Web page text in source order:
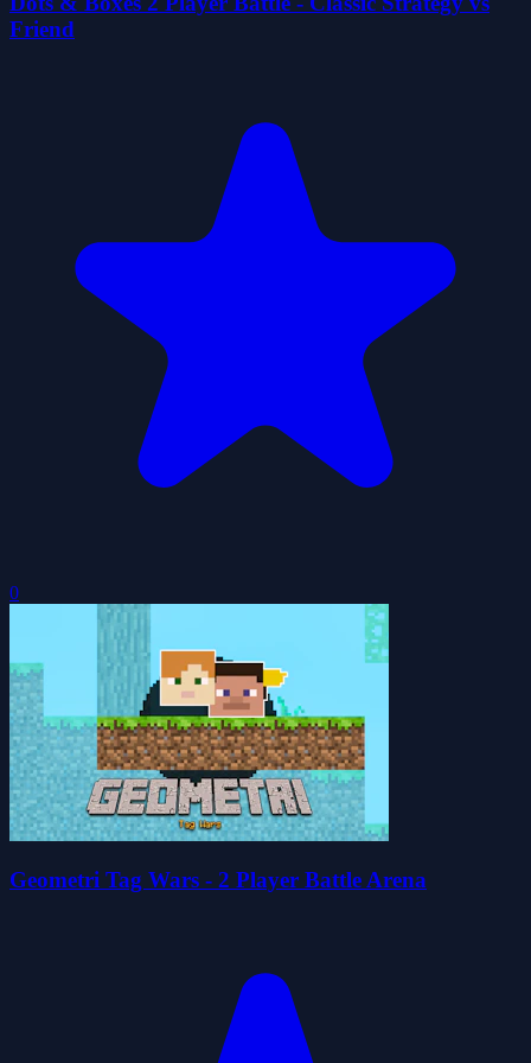
Friend
0
Geometri Tag Wars - 2 Player Battle Arena